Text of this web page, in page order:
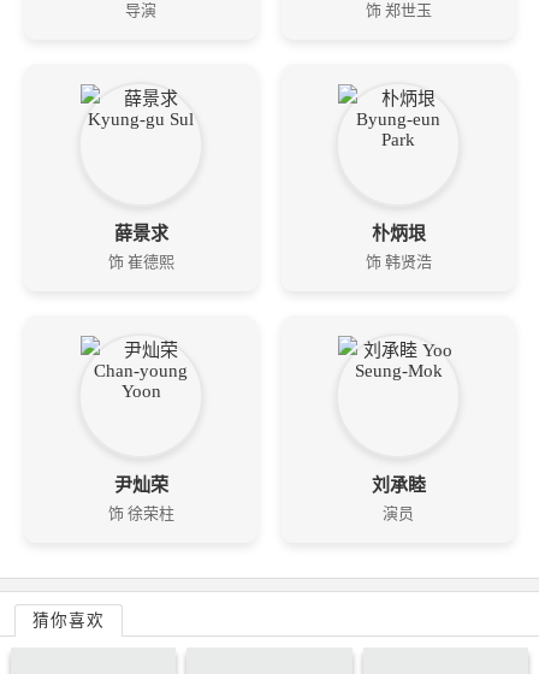
导演 饰 郑世玉
薛景求
饰 崔德熙
朴炳垠
饰 韩贤浩
尹灿荣
饰 徐荣柱
刘承睦
演员
猜你喜欢